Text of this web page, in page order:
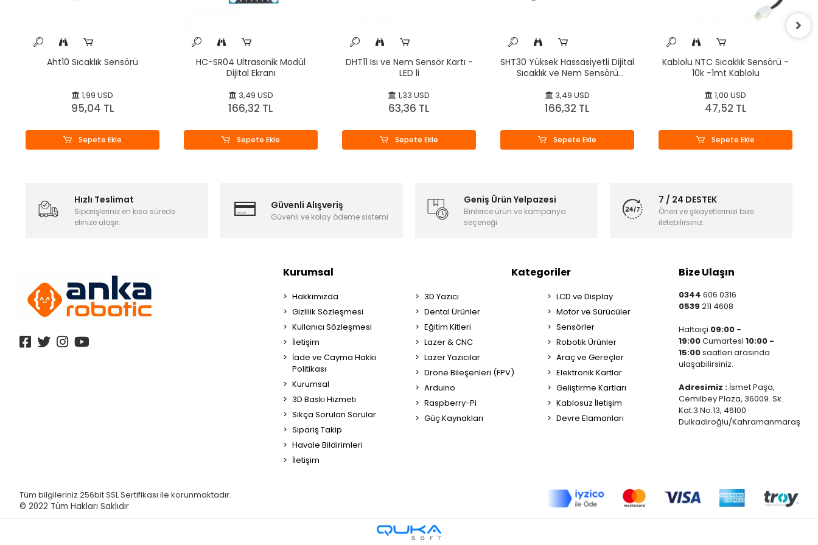
Aht10 Sıcaklık Sensörü
1,99 USD
95,04 TL
Sepete Ekle
HC-SR04 Ultrasonik Modül
Dijital Ekranı
3,49 USD
166,32 TL
Sepete Ekle
DHT11 Isı ve Nem Sensör Kartı -
LED li
1,33 USD
63,36 TL
Sepete Ekle
SHT30 Yüksek Hassasiyetli Dijital
Sıcaklık ve Nem Sensörü
3,49 USD
166,32 TL
Sepete Ekle
Kablolu NTC Sıcaklık Sensörü -
10k -1mt Kablolu
1,00 USD
47,52 TL
Sepete Ekle
Hızlı Teslimat
Siparişleriniz en kısa sürede
elinize ulaşır.
Güvenli Alışveriş
Güvenli ve kolay ödeme sistemi
Geniş Ürün Yelpazesi
Binlerce ürün ve kampanya
seçeneği
7 / 24 DESTEK
Öneri ve şikayetlerinizi bize
iletebilirsiniz.
Kurumsal
Hakkımızda
Gizlilik Sözleşmesi
Kullanıcı Sözleşmesi
İletişim
İade ve Cayma Hakkı
Politikası
Kurumsal
3D Baskı Hizmeti
Sıkça Sorulan Sorular
Sipariş Takip
Havale Bildirimleri
İletişim
Kategoriler
3D Yazıcı
Dental Ürünler
Eğitim Kitleri
Lazer & CNC
Lazer Yazıcılar
Drone Bileşenleri (FPV)
Arduino
Raspberry-Pi
Güç Kaynakları
LCD ve Display
Motor ve Sürücüler
Sensörler
Robotik Ürünler
Araç ve Gereçler
Elektronik Kartlar
Geliştirme Kartları
Kablosuz İletişim
Devre Elamanları
Bize Ulaşın
0344606 0316
0539211 4608
Haftaiçi 09:00 -
19:00Cumartesi10:00 -
15:00saatleri arasında
ulaşabilirsiniz.
Adresimiz : İsmet Paşa,
Cemilbey Plaza, 36009. Sk.
Kat:3 No:13, 46100
Dulkadiroğlu/Kahramanmaraş
Tüm bilgileriniz 256bit SSL Sertifikası ile korunmaktadır.
© 2022 Tüm Hakları Saklıdır